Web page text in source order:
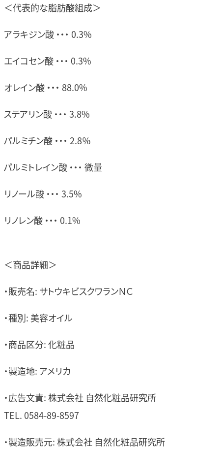
＜代表的な脂肪酸組成＞
アラキジン酸 ・・・ 0.3%
エイコセン酸 ・・・ 0.3%
オレイン酸 ・・・ 88.0%
ステアリン酸 ・・・ 3.8%
パルミチン酸 ・・・ 2.8％
パルミトレイン酸 ・・・ 微量
リノール酸 ・・・ 3.5%
リノレン酸 ・・・ 0.1%
＜商品詳細＞
・販売名: サトウキビスクワランＮＣ
・種別: 美容オイル
・商品区分: 化粧品
・製造地: アメリカ
・広告文責: 株式会社 自然化粧品研究所
TEL. 0584-89-8597
・製造販売元: 株式会社 自然化粧品研究所